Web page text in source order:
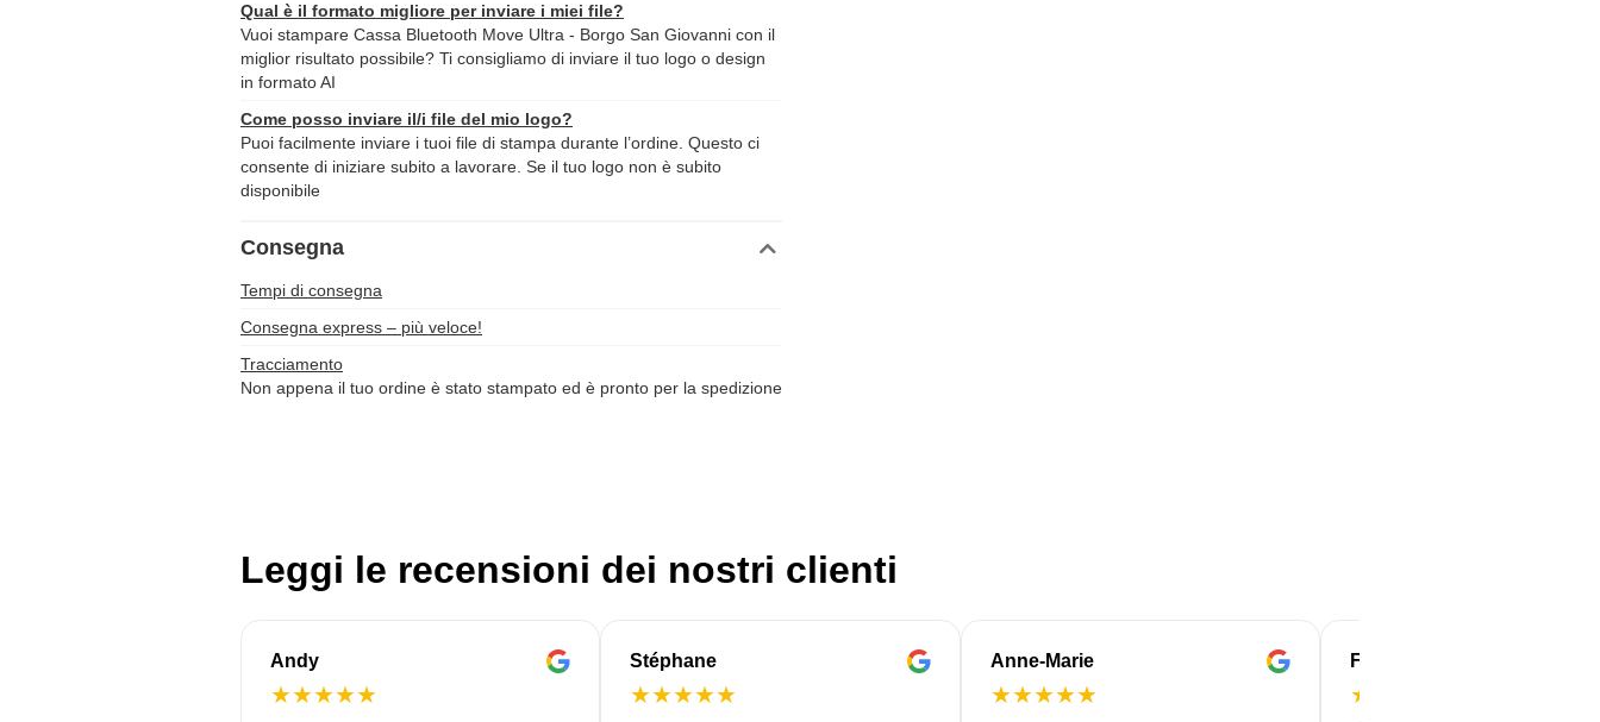
Qual è il formato migliore per inviare i miei file?
Vuoi stampare Cassa Bluetooth Move Ultra - Borgo San Giovanni con il
miglior risultato possibile? Ti consigliamo di inviare il tuo logo o design
in formato AI
Come posso inviare il/i file del mio logo?
Puoi facilmente inviare i tuoi file di stampa durante l’ordine. Questo ci
consente di iniziare subito a lavorare. Se il tuo logo non è subito
disponibile
Consegna
Tempi di consegna
Consegna express – più veloce!
Tracciamento
Non appena il tuo ordine è stato stampato ed è pronto per la spedizione
Leggi le recensioni dei nostri clienti
Andy
★★★★★
Stéphane
★★★★★
Anne-Marie
★★★★★
Françoise
★